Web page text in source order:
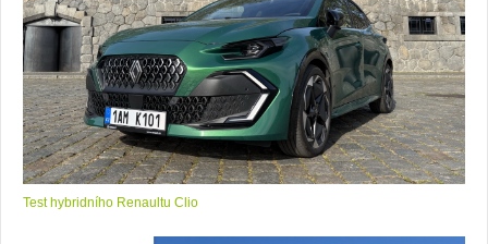
Test hybridního Renaultu Clio